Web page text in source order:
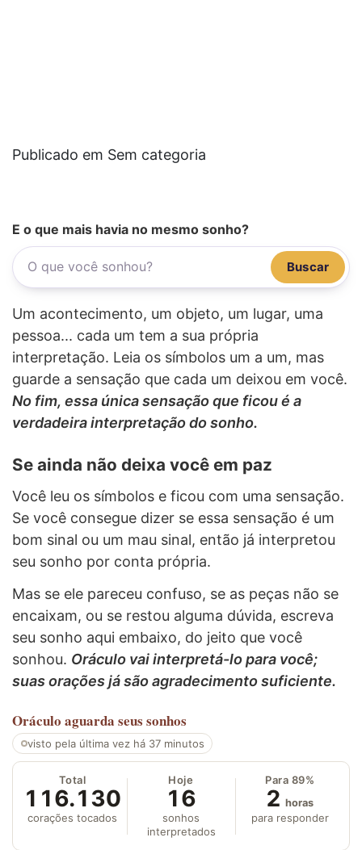
Publicado em Sem categoria
E o que mais havia no mesmo sonho?
Buscar
Um acontecimento, um objeto, um lugar, uma
pessoa... cada um tem a sua própria
interpretação. Leia os símbolos um a um, mas
guarde a sensação que cada um deixou em você.
No fim, essa única sensação que ficou é a
verdadeira interpretação do sonho.
Se ainda não deixa você em paz
Você leu os símbolos e ficou com uma sensação.
Se você consegue dizer se essa sensação é um
bom sinal ou um mau sinal, então já interpretou
seu sonho por conta própria.
Mas se ele pareceu confuso, se as peças não se
encaixam, ou se restou alguma dúvida, escreva
seu sonho aqui embaixo, do jeito que você
sonhou. Oráculo vai interpretá-lo para você;
suas orações já são agradecimento suficiente.
Oráculo aguarda seus sonhos
visto pela última vez há 37 minutos
Total
116.130
corações tocados
Hoje
16
sonhos
interpretados
Para 89%
2 horas
para responder